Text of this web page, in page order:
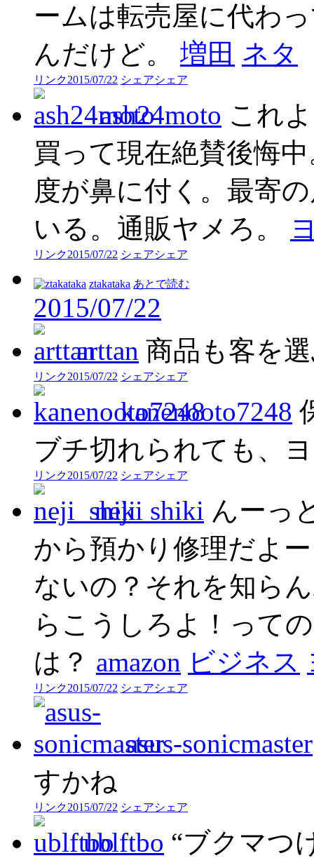
ームは転売屋に代わ
んだけど。
増田 ネタ
リンク2015/07/22 シェアシェア
ash24moto これ
買って現在絶賛後悔
度が鼻に付く。最寄
いる。通販ヤメろ。
リンク2015/07/22 シェアシェア
ztakataka あとで読む
2015/07/22
arttan 商品も客を
リンク2015/07/22 シェアシェア
kanenooto7248
ブチ切れられても、
リンク2015/07/22 シェアシェア
neji_shiki んーっ
から預かり修理だよ
ないの？それを知ら
らこうしろよ！って
は？ amazon ビジネス
リンク2015/07/22 シェアシェア
asus-sonicmaster
すかね
リンク2015/07/22 シェアシェア
ublftbo “ブクマつ